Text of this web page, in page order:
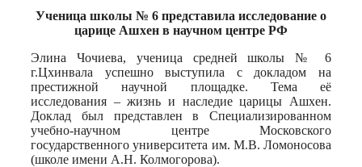
Print
Ученица школы № 6 представила исследование о
царице Ашхен в научном центре РФ
Элина Чочиева, ученица средней школы № 6
г.Цхинвала успешно выступила с докладом на
престижной научной площадке. Тема её
исследования – жизнь и наследие царицы Ашхен.
Доклад был представлен в Специализированном
учебно-научном центре Московского
государственного университета им. М.В. Ломоносова
(школе имени А.Н. Колмогорова).